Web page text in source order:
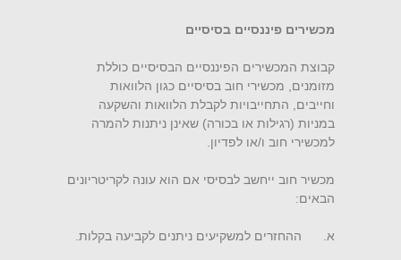
מכשירים פיננסיים בסיסיים
קבוצת המכשירים הפיננסיים הבסיסיים כוללת
מזומנים, מכשירי חוב בסיסיים כגון הלוואות
וחייבים, התחייבויות לקבלת הלוואות והשקעה
במניות (רגילות או בכורה) שאינן ניתנות להמרה
למכשירי חוב ו/או לפדיון.
מכשיר חוב ייחשב לבסיסי אם הוא עונה לקריטריונים
הבאים:
א. ההחזרים למשקיעים ניתנים לקביעה בקלות.